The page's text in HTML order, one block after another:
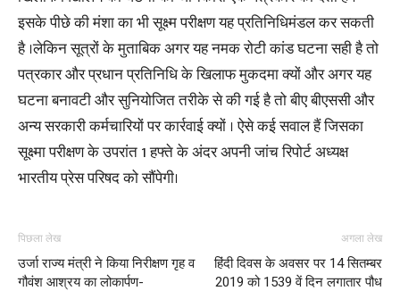
इसके पीछे की मंशा का भी सूक्ष्म परीक्षण यह प्रतिनिधिमंडल कर सकती
है ।लेकिन सूत्रों के मुताबिक अगर यह नमक रोटी कांड घटना सही है तो
पत्रकार और प्रधान प्रतिनिधि के खिलाफ मुकदमा क्यों और अगर यह
घटना बनावटी और सुनियोजित तरीके से की गई है तो बीए बीएससी और
अन्य सरकारी कर्मचारियों पर कार्रवाई क्यों । ऐसे कई सवाल हैं जिसका
सूक्ष्मा परीक्षण के उपरांत 1 हफ्ते के अंदर अपनी जांच रिपोर्ट अध्यक्ष
भारतीय प्रेस परिषद को सौंपेगी।
पिछला लेख
उर्जा राज्य मंत्री ने किया निरीक्षण गृह व
गौवंश आश्रय का लोकार्पण-
अगला लेख
हिंदी दिवस के अवसर पर 14 सितम्बर
2019 को 1539 वें दिन लगातार पौध